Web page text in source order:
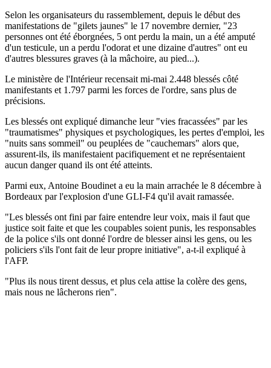
Selon les organisateurs du rassemblement, depuis le début des
manifestations de "gilets jaunes" le 17 novembre dernier, "23
personnes ont été éborgnées, 5 ont perdu la main, un a été amputé
d'un testicule, un a perdu l'odorat et une dizaine d'autres" ont eu
d'autres blessures graves (à la mâchoire, au pied...).
Le ministère de l'Intérieur recensait mi-mai 2.448 blessés côté
manifestants et 1.797 parmi les forces de l'ordre, sans plus de
précisions.
Les blessés ont expliqué dimanche leur "vies fracassées" par les
"traumatismes" physiques et psychologiques, les pertes d'emploi, les
"nuits sans sommeil" ou peuplées de "cauchemars" alors que,
assurent-ils, ils manifestaient pacifiquement et ne représentaient
aucun danger quand ils ont été atteints.
Parmi eux, Antoine Boudinet a eu la main arrachée le 8 décembre à
Bordeaux par l'explosion d'une GLI-F4 qu'il avait ramassée.
"Les blessés ont fini par faire entendre leur voix, mais il faut que
justice soit faite et que les coupables soient punis, les responsables
de la police s'ils ont donné l'ordre de blesser ainsi les gens, ou les
policiers s'ils l'ont fait de leur propre initiative", a-t-il expliqué à
l'AFP.
"Plus ils nous tirent dessus, et plus cela attise la colère des gens,
mais nous ne lâcherons rien".